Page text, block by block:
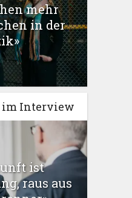
mehr
in der
im Interview
ist
raus aus